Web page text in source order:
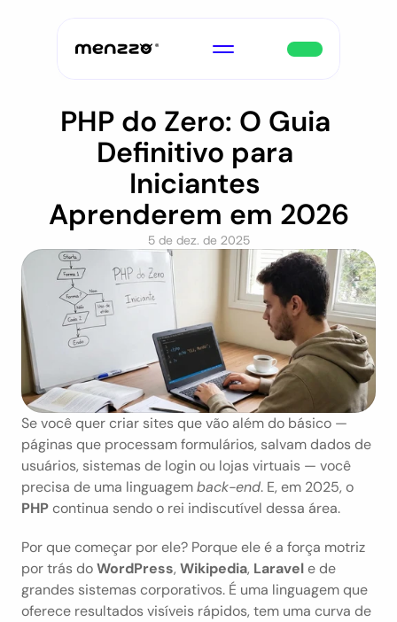
PHP do Zero: O Guia
Definitivo para
Iniciantes
Aprenderem em 2026
5 de dez. de 2025
Se você quer criar sites que vão além do básico —
páginas que processam formulários, salvam dados de
usuários, sistemas de login ou lojas virtuais — você
precisa de uma linguagem back-end
PHP continua sendo o rei indiscutível dessa área.
Por que começar por ele? Porque ele é a força motriz
por trás do WordPress, Wikipedia, Laravel e de
grandes sistemas corporativos. É uma linguagem que
oferece resultados visíveis rápidos, tem uma curva de